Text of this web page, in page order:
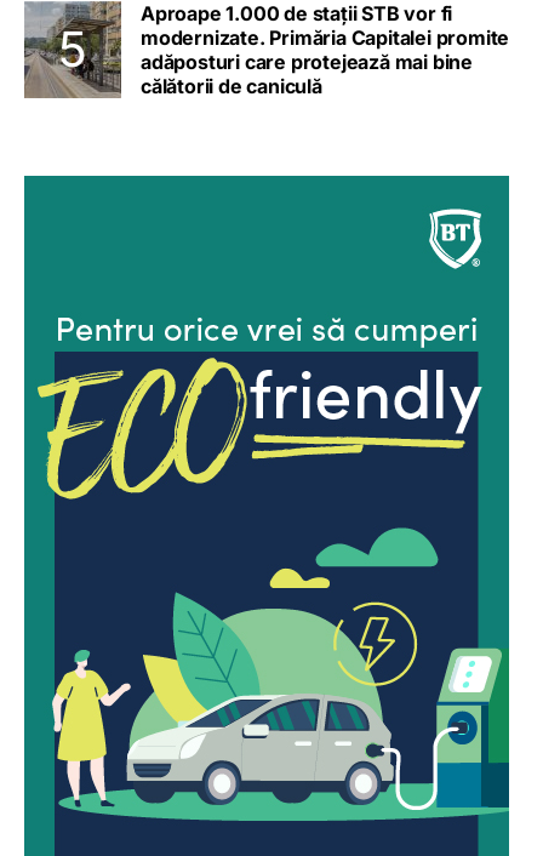
Aproape 1.000 de stații STB vor fi
modernizate. Primăria Capitalei promite
adăposturi care protejează mai bine
călătorii de caniculă